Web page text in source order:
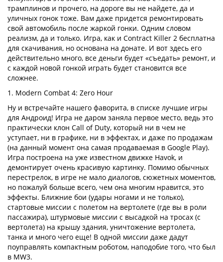
трамплинов и прочего, на дороге вы не найдете, да и
уличных гонок тоже. Вам даже придется ремонтировать
свой автомобиль после жаркой гонки. Одним словом
реализм, да и только. Игра, как и Contract Killer 2 бесплатна
для скачивания, но основана на донате. И вот здесь его
действительно много, все деньги будет «съедать» ремонт, и
с каждой новой гонкой играть будет становится все
сложнее.
1. Modern Combat 4: Zero Hour
Ну и встречайте нашего фаворита, в списке лучшие игры
для Андроид! Игра не даром заняла первое место, ведь это
практически клон Call of Duty, который ни в чем не
уступает, ни в графике, ни в эффектах, и даже по продажам
(на данный момент она самая продаваемая в Google Play).
Игра построена на уже известном движке Havok, и
демонтирует очень красивую картинку. Помимо обычных
перестрелок, в игре не мало диалогов, сюжетных моментов,
но пожалуй больше всего, чем она многим нравится, это
эффекты. Ближние бои (удары ногами и не только),
стартовые миссии с полетом на вертолете (где вы в роли
пассажира), штурмовые миссии с высадкой на тросах (с
вертолета) на крышу здания, уничтожение вертолета,
танка и много чего еще! В одной миссии даже дадут
поуправлять компактным роботом, наподобие того, что был
в MW3.